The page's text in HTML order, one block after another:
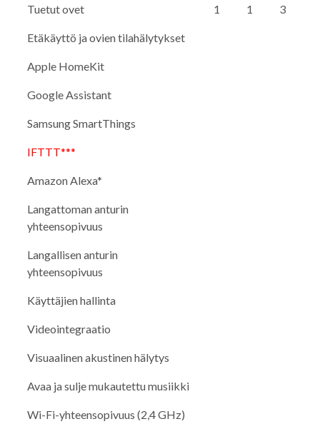
Tuetut ovet 1 1 3
Etäkäyttö ja ovien tilahälytykset
Apple HomeKit
Google Assistant
Samsung SmartThings
IFTTT***
Amazon Alexa*
Langattoman anturin
yhteensopivuus
Langallisen anturin
yhteensopivuus
Käyttäjien hallinta
Videointegraatio
Visuaalinen akustinen hälytys
Avaa ja sulje mukautettu musiikki
Wi-Fi-yhteensopivuus (2,4 GHz)